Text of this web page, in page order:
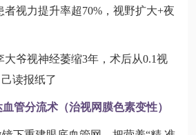
者视力提升率超70%，视野扩大+夜
大爷视神经萎缩3年，术后从0.1视
读报纸了
管分流术（治视网膜色素变性）